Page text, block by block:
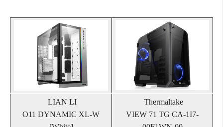
LIAN LI
O11 DYNAMIC XL-W
Thermaltake
VIEW 71 TG CA-1I7-